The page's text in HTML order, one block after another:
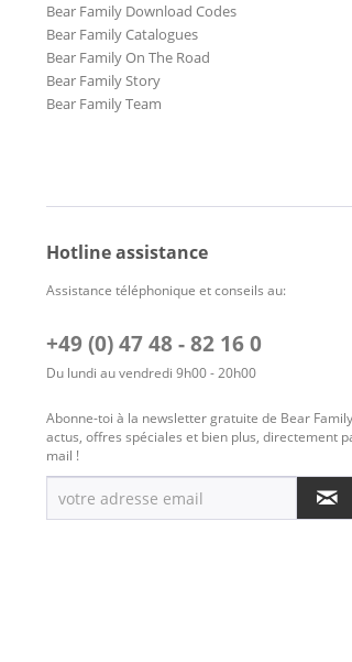
Bear Family Download Codes
Bear Family Catalogues
Bear Family On The Road
Bear Family Story
Bear Family Team
Hotline assistance
Assistance téléphonique et conseils au:
+49 (0) 47 48 - 82 16 0
Du lundi au vendredi 9h00 - 20h00
Abonne-toi à la newsletter gratuite de Bear
actus, offres spéciales et bien plus, directement
mail !